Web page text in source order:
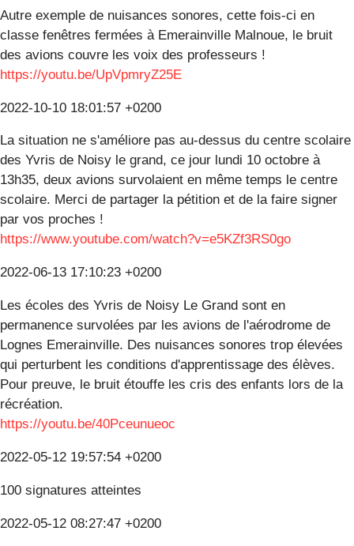
Autre exemple de nuisances sonores, cette fois-ci en
classe fenêtres fermées à Emerainville Malnoue, le bruit
des avions couvre les voix des professeurs !
https://youtu.be/UpVpmryZ25E
2022-10-10 18:01:57 +0200
La situation ne s'améliore pas au-dessus du centre scolaire
des Yvris de Noisy le grand, ce jour lundi 10 octobre à
13h35, deux avions survolaient en même temps le centre
scolaire. Merci de partager la pétition et de la faire signer
par vos proches !
https://www.youtube.com/watch?v=e5KZf3RS0go
2022-06-13 17:10:23 +0200
Les écoles des Yvris de Noisy Le Grand sont en
permanence survolées par les avions de l'aérodrome de
Lognes Emerainville. Des nuisances sonores trop élevées
qui perturbent les conditions d'apprentissage des élèves.
Pour preuve, le bruit étouffe les cris des enfants lors de la
récréation.
https://youtu.be/40Pceunueoc
2022-05-12 19:57:54 +0200
100 signatures atteintes
2022-05-12 08:27:47 +0200